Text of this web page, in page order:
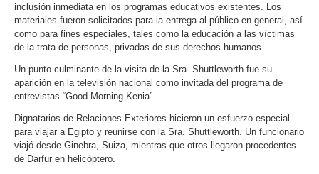
inclusión inmediata en los programas educativos existentes. Los
materiales fueron solicitados para la entrega al público en general, así
como para fines especiales, tales como la educación a las víctimas
de la trata de personas, privadas de sus derechos humanos.
Un punto culminante de la visita de la Sra. Shuttleworth fue su
aparición en la televisión nacional como invitada del programa de
entrevistas “Good Morning Kenia”.
Dignatarios de Relaciones Exteriores hicieron un esfuerzo especial
para viajar a Egipto y reunirse con la Sra. Shuttleworth. Un funcionario
viajó desde Ginebra, Suiza, mientras que otros llegaron procedentes
de Darfur en helicóptero.